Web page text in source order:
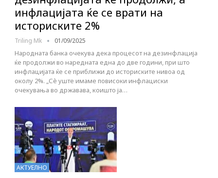
инфлацијата ќе се врати на
историските 2%
Triling Mk 01/09/2025
Народната банка очекува дека процесот на дезинфлација
ќе продолжи во наредната една до две години, при што
инфлацијата ќе се приближи до историските нивоа од
околу 2%. „Сè уште имаме повисоки инфлациски
очекувања во државава, коишто ја…
АКТУЕЛНО